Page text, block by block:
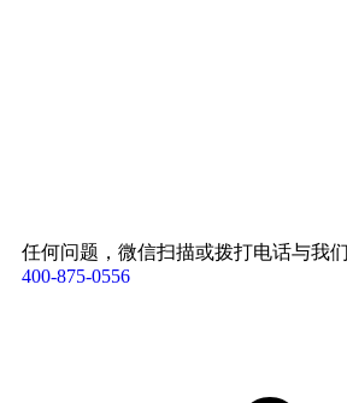
任何问题，微信扫描或拨打电话与我们
400-875-0556​